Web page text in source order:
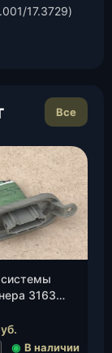
17.3729)
Все
3163
◉ В наличии